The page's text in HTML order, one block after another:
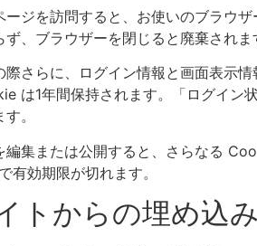
ージを訪問すると、お使いのブラウ
、ブラウザーを閉じると廃棄されま
際さらに、ログイン情報と画面表示
は1年間保持されます。「ログイン
。
編集または公開すると、さらなる
有効期限が切れます。
トからの埋め込